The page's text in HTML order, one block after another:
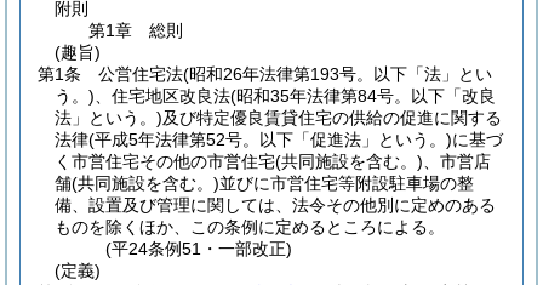
附則
第1章
総則
(趣旨)
第1条
公営住宅法(昭和26年法律第193号。以下「法」とい
う。) 、住宅地区改良法(昭和35年法律第84号。以下「改良
法」という。)及び特定優良賃貸住宅の供給の促進に関する
法律(平成5年法律第52号。以下「促進法」という。)に基づ
く市営住宅その他の市営住宅(共同施設を含む。) 、市営店
舗(共同施設を含む。)並びに市営住宅等附設駐車場の整
備、設置及び管理に関しては、法令その他別に定めのある
ものを除くほか、この条例に定めるところによる。
(平24条例51・一部改正)
(定義)